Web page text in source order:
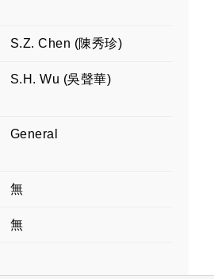
S.Z. Chen (陳秀珍)
S.H. Wu (吳聲華)
General
無
無